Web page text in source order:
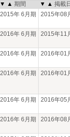
▼ ▲ 期間 ▼ ▲ 掲載
2015年 6月期
2015年08
2016年 6月期 2015年11
2016年 6月期 2016年01
2016年 6月期 2016年01
2016年 6月期 2016年05
2016年 6月期 2016年08